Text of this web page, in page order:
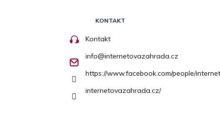
KONTAKT
Kontakt
info@internetovazahrada.cz
https://www.facebook.com/people/
internetovazahrada.cz/